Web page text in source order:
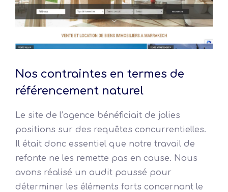
Nos contraintes en termes de
référencement naturel
Le site de l’agence bénéficiait de jolies
positions sur des requêtes concurrentielles.
Il était donc essentiel que notre travail de
refonte ne les remette pas en cause. Nous
avons réalisé un audit poussé pour
déterminer les éléments forts concernant le